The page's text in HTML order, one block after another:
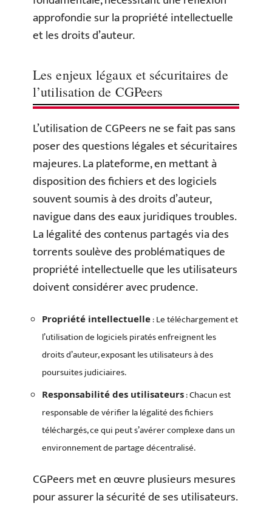
approfondie sur la propriété intellectuelle
et les droits d’auteur.
Les enjeux légaux et sécuritaires de
l’utilisation de CGPeers
L’utilisation de CGPeers ne se fait pas sans
poser des questions légales et sécuritaires
majeures. La plateforme, en mettant à
disposition des fichiers et des logiciels
souvent soumis à des droits d’auteur,
navigue dans des eaux juridiques troubles.
La légalité des contenus partagés via des
torrents soulève des problématiques de
propriété intellectuelle que les utilisateurs
doivent considérer avec prudence.
Propriété intellectuelle: Le téléchargement et
l’utilisation de logiciels piratés enfreignent les
droits d’auteur, exposant les utilisateurs à des
poursuites judiciaires.
Responsabilité des utilisateurs: Chacun est
responsable de vérifier la légalité des fichiers
téléchargés, ce qui peut s’avérer complexe dans un
environnement de partage décentralisé.
CGPeers met en œuvre plusieurs mesures
pour assurer la sécurité de ses utilisateurs.